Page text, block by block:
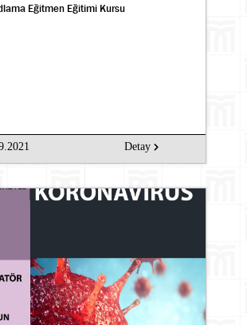
Eğitmen Eğitimi Kursu
Detay